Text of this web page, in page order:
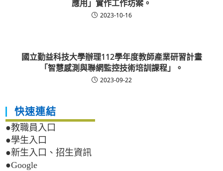
應用」實作工作坊案。
2023-10-16
國立勤益科技大學辦理112學年度教師產業研習計畫
「智慧感測與聯網監控技術培訓課程」。
2023-09-22
快速連結
●教職員入口
●學生入口
●新生入口、招生資訊
●Google